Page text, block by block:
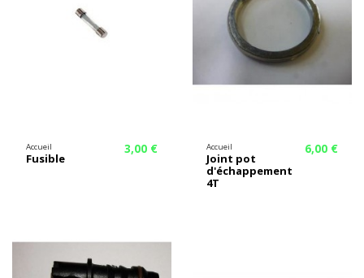
Accueil
Fusible
3,00 € Accueil
Joint pot
d'échappement
4T
6,00 €